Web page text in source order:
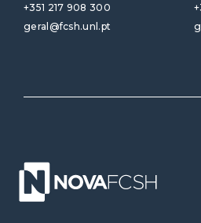
+351 217 908 300
geral@fcsh.unl.pt